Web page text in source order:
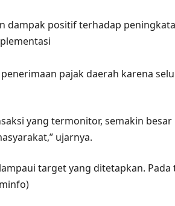
dampak positif terhadap
pajak daerah karena
yang termonitor, semakin
ujarnya.
target yang ditetapkan. Pada